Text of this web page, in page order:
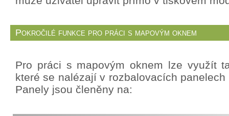
Pokročilé funkce pro práci s mapovým oknem
Pro práci s mapovým oknem lze využít
které se nalézají v rozbalovacích
Panely jsou členěny na: